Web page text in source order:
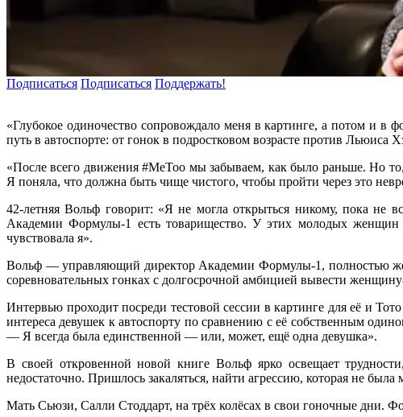
Подписаться Подписаться Поддержать!
«Глубокое одиночество сопровождало меня в картинге, а потом и
путь в автоспорте: от гонок в подростковом возрасте против
«После всего движения #MeToo мы забываем, как было раньше. Но
Я поняла, что должна быть чище чистого, чтобы пройти через это
42-летняя Вольф говорит: «Я не могла открыться никому, пока не
Академии Формулы-1 есть товарищество. У этих молодых
чувствовала я».
Вольф — управляющий директор Академии Формулы-1, полностью
соревновательных гонках с долгосрочной амбицией вывести
Интервью проходит посреди тестовой сессии в картинге для её и
интереса девушек к автоспорту по сравнению с её собственным
— Я всегда была единственной — или, может, ещё одна девушка».
В своей откровенной новой книге Вольф ярко освещает
недостаточно. Пришлось закаляться, найти агрессию, которая не
Мать Сьюзи, Салли Стоддарт, на трёх колёсах в свои гоночные дни.